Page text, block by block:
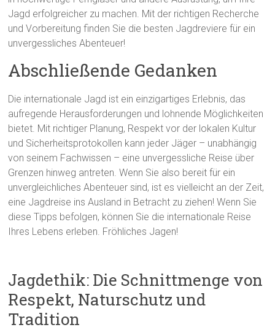
Jagd erfolgreicher zu machen. Mit der richtigen Recherche
und Vorbereitung finden Sie die besten Jagdreviere für ein
unvergessliches Abenteuer!
Abschließende Gedanken
Die internationale Jagd ist ein einzigartiges Erlebnis, das
aufregende Herausforderungen und lohnende Möglichkeiten
bietet. Mit richtiger Planung, Respekt vor der lokalen Kultur
und Sicherheitsprotokollen kann jeder Jäger – unabhängig
von seinem Fachwissen – eine unvergessliche Reise über
Grenzen hinweg antreten. Wenn Sie also bereit für ein
unvergleichliches Abenteuer sind, ist es vielleicht an der Zeit,
eine Jagdreise ins Ausland in Betracht zu ziehen! Wenn Sie
diese Tipps befolgen, können Sie die internationale Reise
Ihres Lebens erleben. Fröhliches Jagen!
Jagdethik: Die Schnittmenge von
Respekt, Naturschutz und
Tradition